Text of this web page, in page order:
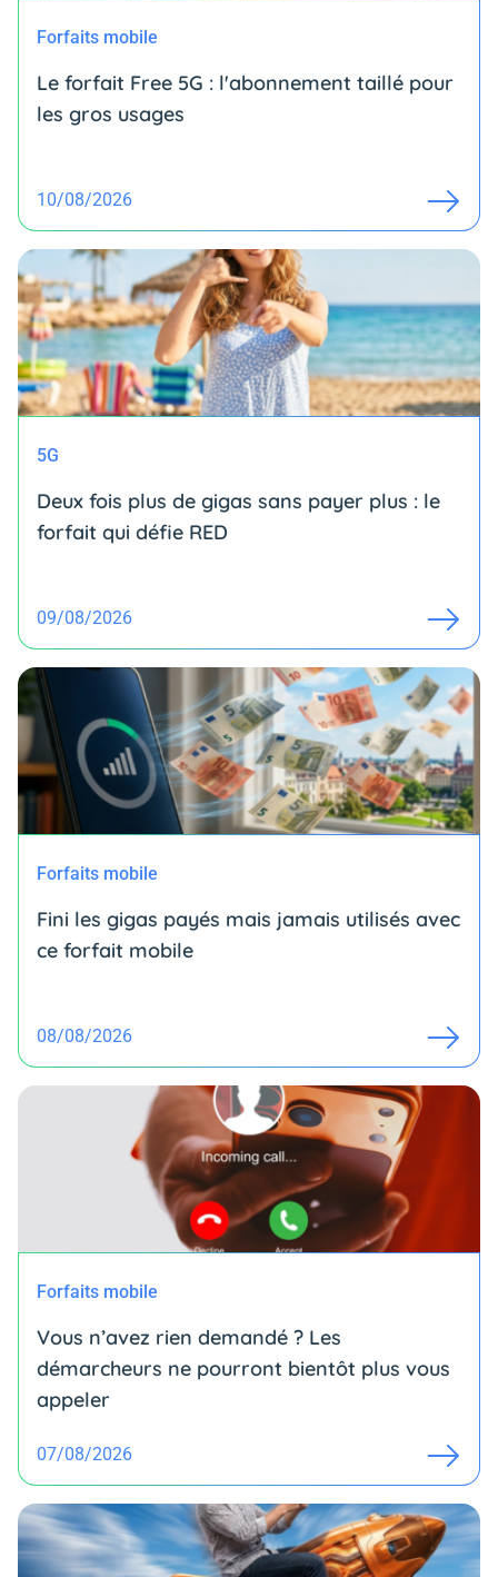
Forfaits mobile
Le forfait Free 5G : l'abonnement taillé pour
les gros usages
10/08/2026
5G
Deux fois plus de gigas sans payer plus : le
forfait qui défie RED
09/08/2026
Forfaits mobile
Fini les gigas payés mais jamais utilisés avec
ce forfait mobile
08/08/2026
Forfaits mobile
Vous n’avez rien demandé ? Les
démarcheurs ne pourront bientôt plus vous
appeler
07/08/2026